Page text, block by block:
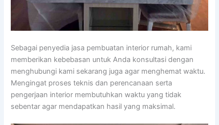
Sebagai penyedia jasa pembuatan interior rumah, kami
memberikan kebebasan untuk Anda konsultasi dengan
menghubungi kami sekarang juga agar menghemat waktu.
Mengingat proses teknis dan perencanaan serta
pengerjaan interior membutuhkan waktu yang tidak
sebentar agar mendapatkan hasil yang maksimal.